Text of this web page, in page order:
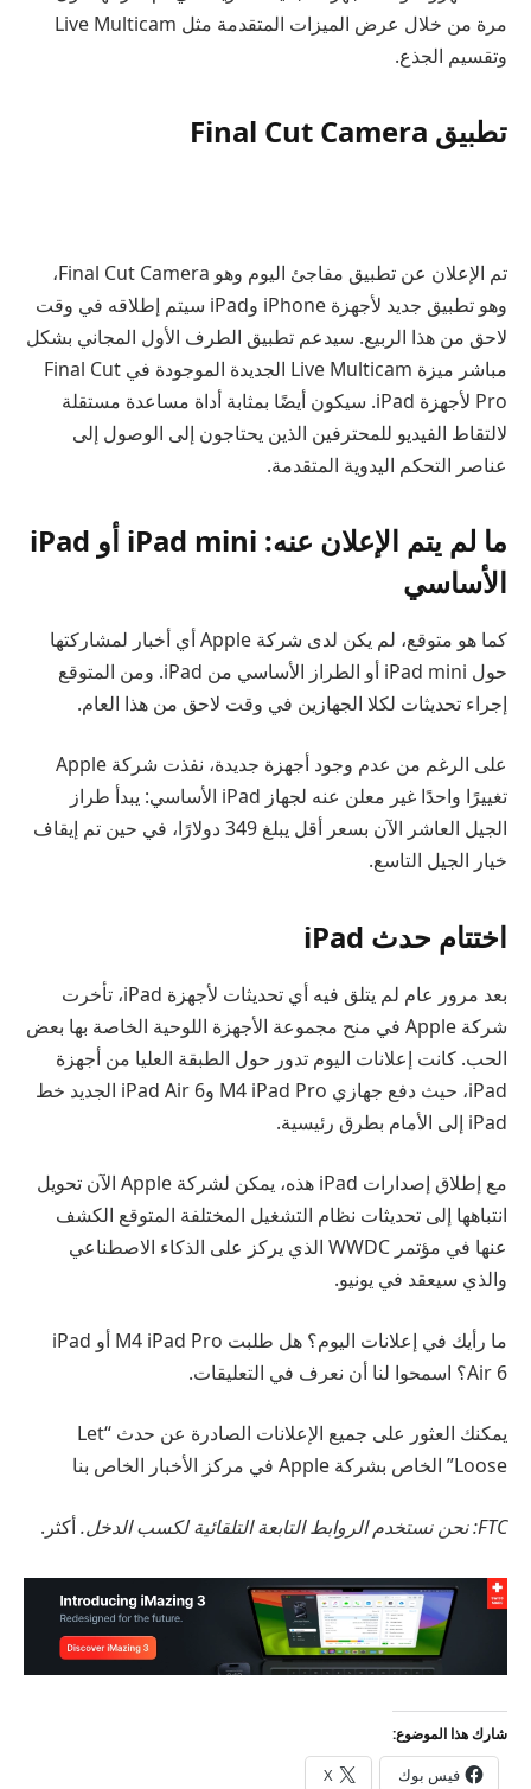
مرة من خلال عرض الميزات المتقدمة مثل Live Multicam
وتقسيم الجذع.
تطبيق Final Cut Camera
تم الإعلان عن تطبيق مفاجئ اليوم وهو Final Cut Camera،
وهو تطبيق جديد لأجهزة iPhone وiPad سيتم إطلاقه في وقت
لاحق من هذا الربيع. سيدعم تطبيق الطرف الأول المجاني بشكل
مباشر ميزة Live Multicam الجديدة الموجودة في Final Cut
Pro لأجهزة iPad. سيكون أيضًا بمثابة أداة مساعدة مستقلة
لالتقاط الفيديو للمحترفين الذين يحتاجون إلى الوصول إلى
عناصر التحكم اليدوية المتقدمة.
ما لم يتم الإعلان عنه: iPad mini أو iPad
الأساسي
كما هو متوقع، لم يكن لدى شركة Apple أي أخبار لمشاركتها
حول iPad mini أو الطراز الأساسي من iPad. ومن المتوقع
إجراء تحديثات لكلا الجهازين في وقت لاحق من هذا العام.
على الرغم من عدم وجود أجهزة جديدة، نفذت شركة Apple
تغييرًا واحدًا غير معلن عنه لجهاز iPad الأساسي: يبدأ طراز
الجيل العاشر الآن بسعر أقل يبلغ 349 دولارًا، في حين تم إيقاف
خيار الجيل التاسع.
اختتام حدث iPad
بعد مرور عام لم يتلق فيه أي تحديثات لأجهزة iPad، تأخرت
شركة Apple في منح مجموعة الأجهزة اللوحية الخاصة بها بعض
الحب. كانت إعلانات اليوم تدور حول الطبقة العليا من أجهزة
iPad، حيث دفع جهازي M4 iPad Pro وiPad Air 6 الجديد خط
iPad إلى الأمام بطرق رئيسية.
مع إطلاق إصدارات iPad هذه، يمكن لشركة Apple الآن تحويل
انتباهها إلى تحديثات نظام التشغيل المختلفة المتوقع الكشف
عنها في مؤتمر WWDC الذي يركز على الذكاء الاصطناعي
والذي سيعقد في يونيو.
ما رأيك في إعلانات اليوم؟ هل طلبت M4 iPad Pro أو iPad
Air 6؟ اسمحوا لنا أن نعرف في التعليقات.
يمكنك العثور على جميع الإعلانات الصادرة عن حدث “Let
Loose” الخاص بشركة Apple في مركز الأخبار الخاص بنا
FTC: نحن نستخدم الروابط التابعة التلقائية لكسب الدخل. أكثر.
شارك هذا الموضوع:
فيس بوك X